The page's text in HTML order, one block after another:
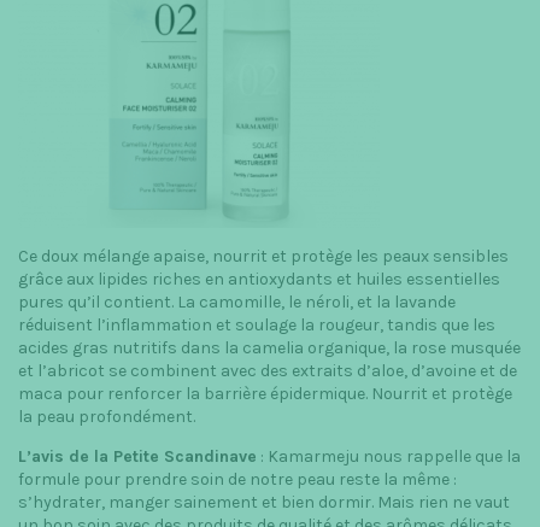
Ce doux mélange apaise, nourrit et protège les peaux sensibles
grâce aux lipides riches en antioxydants et huiles essentielles
pures qu’il contient. La camomille, le néroli, et la lavande
réduisent l’inflammation et soulage la rougeur, tandis que les
acides gras nutritifs dans la camelia organique, la rose musquée
et l’abricot se combinent avec des extraits d’aloe, d’avoine et de
maca pour renforcer la barrière épidermique. Nourrit et protège
la peau profondément.
L’avis de la Petite Scandinave : Kamarmeju nous rappelle que la
formule pour prendre soin de notre peau reste la même :
s’hydrater, manger sainement et bien dormir. Mais rien ne vaut